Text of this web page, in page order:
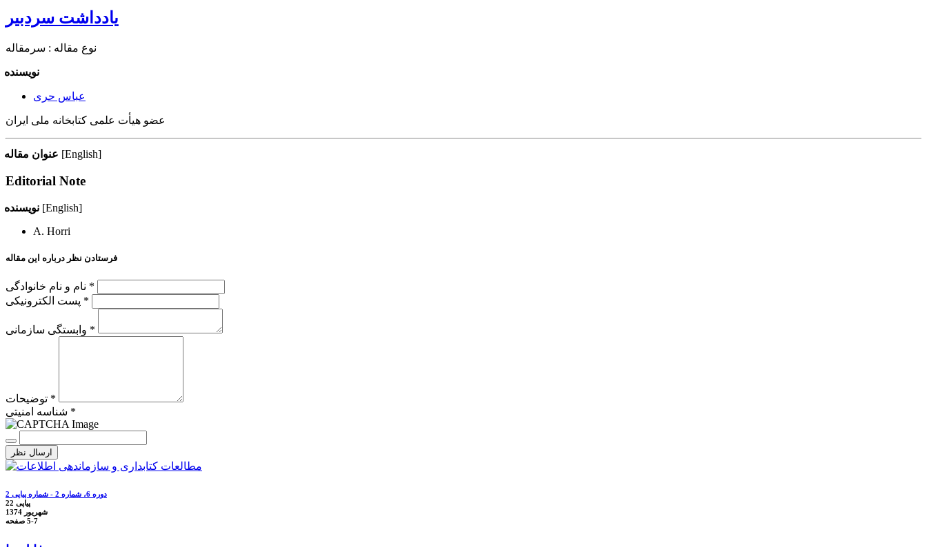
یادداشت سردبیر
نوع مقاله : سرمقاله
نویسنده
عباس حری
عضو هیأت علمی کتابخانه ملی ایران
عنوان مقاله [English]
Editorial Note
نویسنده [English]
A. Horri
فرستادن نظر درباره این مقاله
نام و نام خانوادگی *
پست الکترونیکی *
وابستگی سازمانی *
توضیحات *
شناسه امنیتی *
ارسال نظر
دوره 6، شماره 2 - شماره پیاپی 2
پیاپی 22
شهریور 1374
5-7